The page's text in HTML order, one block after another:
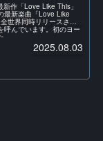
作「Love Like This」
最新楽曲「Love Like
世界同時リリースさ
呼んでいます。初のヨー
2025.08.03